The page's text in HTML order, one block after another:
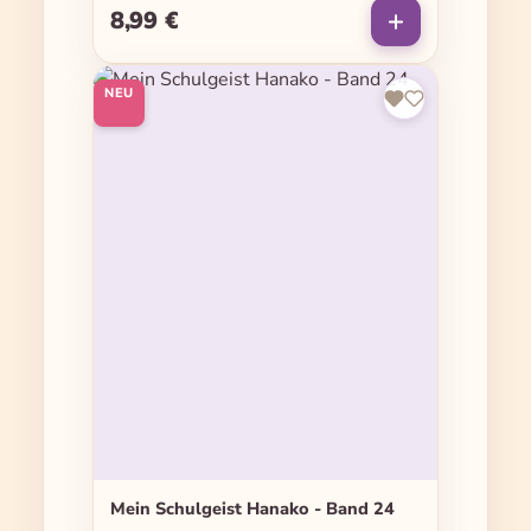
Regulärer Preis:
8,99 €
NEU
Mein Schulgeist Hanako - Band 24